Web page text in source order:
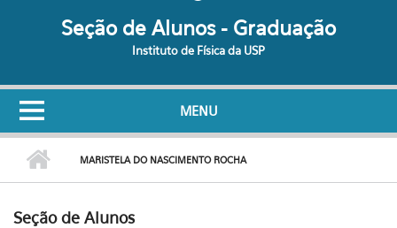
Seção de Alunos - Graduação
Instituto de Física da USP
MENU
MARISTELA DO NASCIMENTO ROCHA
Seção de Alunos